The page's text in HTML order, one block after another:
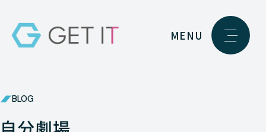
MENU
BLOG